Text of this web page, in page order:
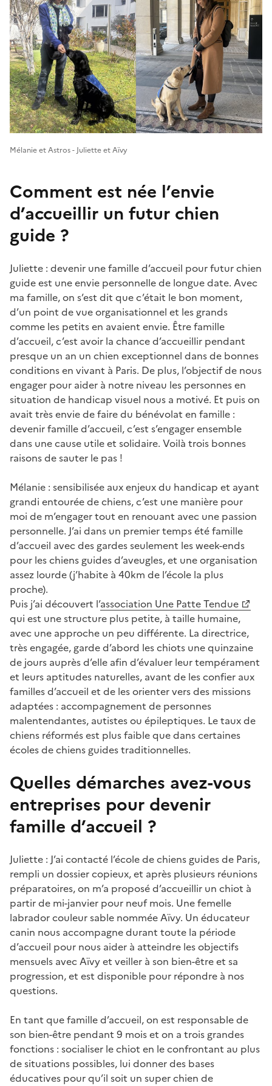
Mélanie et Astros - Juliette et Aïvy
Comment est née l’envie
d’accueillir un futur chien
guide ?
Juliette : devenir une famille d’accueil pour futur chien
guide est une envie personnelle de longue date. Avec
ma famille, on s’est dit que c’était le bon moment,
d’un point de vue organisationnel et les grands
comme les petits en avaient envie. Être famille
d’accueil, c’est avoir la chance d’accueillir pendant
presque un an un chien exceptionnel dans de bonnes
conditions en vivant à Paris. De plus, l’objectif de nous
engager pour aider à notre niveau les personnes en
situation de handicap visuel nous a motivé. Et puis on
avait très envie de faire du bénévolat en famille :
devenir famille d’accueil, c’est s’engager ensemble
dans une cause utile et solidaire. Voilà trois bonnes
raisons de sauter le pas !
Mélanie : sensibilisée aux enjeux du handicap et ayant
grandi entourée de chiens, c’est une manière pour
moi de m’engager tout en renouant avec une passion
personnelle. J’ai dans un premier temps été famille
d’accueil avec des gardes seulement les week-ends
pour les chiens guides d’aveugles, et une organisation
assez lourde (j’habite à 40km de l’école la plus
proche).
Puis j’ai découvert l’association Une Patte Tendue
qui est une structure plus petite, à taille humaine,
avec une approche un peu différente. La directrice,
très engagée, garde d’abord les chiots une quinzaine
de jours auprès d’elle afin d’évaluer leur tempérament
et leurs aptitudes naturelles, avant de les confier aux
familles d’accueil et de les orienter vers des missions
adaptées : accompagnement de personnes
malentendantes, autistes ou épileptiques. Le taux de
chiens réformés est plus faible que dans certaines
écoles de chiens guides traditionnelles.
Quelles démarches avez-vous
entreprises pour devenir
famille d’accueil ?
Juliette : J’ai contacté l’école de chiens guides de Paris,
rempli un dossier copieux, et après plusieurs réunions
préparatoires, on m’a proposé d’accueillir un chiot à
partir de mi-janvier pour neuf mois. Une femelle
labrador couleur sable nommée Aïvy. Un éducateur
canin nous accompagne durant toute la période
d’accueil pour nous aider à atteindre les objectifs
mensuels avec Aïvy et veiller à son bien-être et sa
progression, et est disponible pour répondre à nos
questions.
En tant que famille d’accueil, on est responsable de
son bien-être pendant 9 mois et on a trois grandes
fonctions : socialiser le chiot en le confrontant au plus
de situations possibles, lui donner des bases
éducatives pour qu’il soit un super chien de